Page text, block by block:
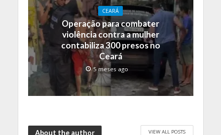
CEARÁ
Operação para combater
violência contra a mulher
contabiliza 300 presos no
Ceará
5 meses ago
About the author VIEW ALL POSTS